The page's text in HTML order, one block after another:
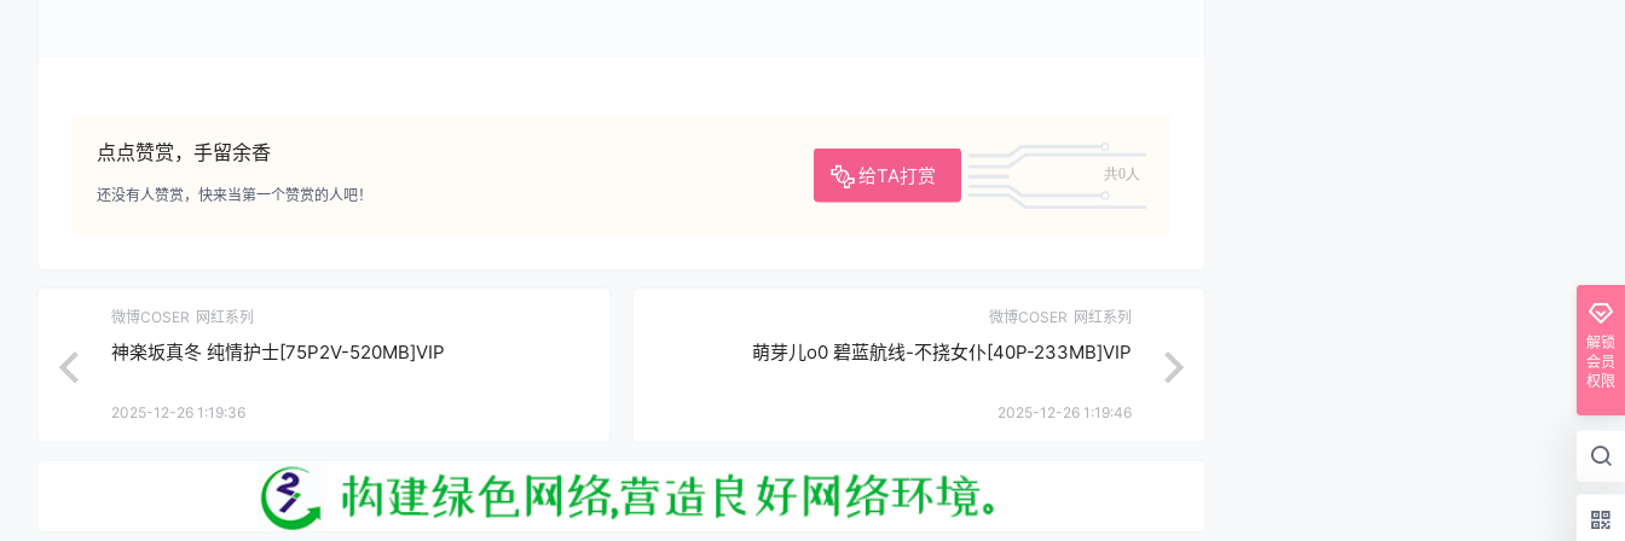
点点赞赏，手留余香
给TA打赏 共0人
还没有人赞赏，快来当第一个赞赏的人吧！
微博COSER 网红系列
神楽坂真冬 纯情护士[75P2V-520MB]VIP
2025-12-26 1:19:36
微博COSER 网红系列
萌芽儿o0 碧蓝航线-不挠女仆[40P-233MB]VIP
2025-12-26 1:19:46
解锁
会员
权限